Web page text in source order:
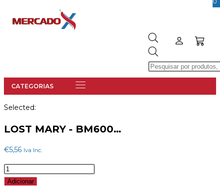
Selected:
LOST MARY - BM600…
€5,56 Iva Inc.
Adicionar